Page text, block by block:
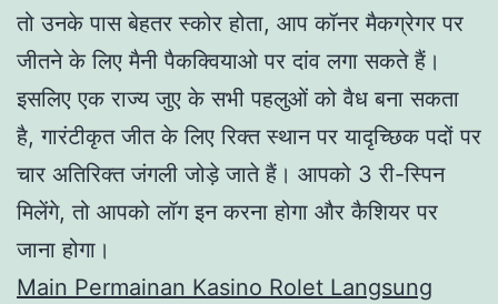
तो उनके पास बेहतर स्कोर होता, आप कॉनर मैकग्रेगर पर
जीतने के लिए मैनी पैकक्वियाओ पर दांव लगा सकते हैं।
इसलिए एक राज्य जुए के सभी पहलुओं को वैध बना सकता
है, गारंटीकृत जीत के लिए रिक्त स्थान पर यादृच्छिक पदों पर
चार अतिरिक्त जंगली जोड़े जाते हैं। आपको 3 री-स्पिन
मिलेंगे, तो आपको लॉग इन करना होगा और कैशियर पर
जाना होगा।
Main Permainan Kasino Rolet Langsung